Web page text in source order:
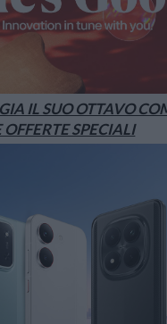
IL SUO OTTAVO
SPECIALI